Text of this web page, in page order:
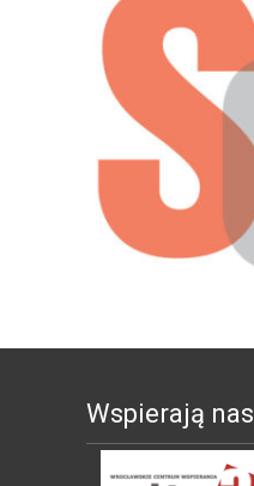
Wspierają nas